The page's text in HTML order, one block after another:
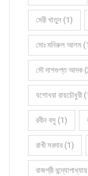
মেরী খাতুন (1)
মোঃ মনিরুল আলম
মৌ দাশগুপ্ত আদক
যশোধরা রায়চৌধুরী
রবীন বসু (1)
রাখী সরদার (1)
রাজশ্রী